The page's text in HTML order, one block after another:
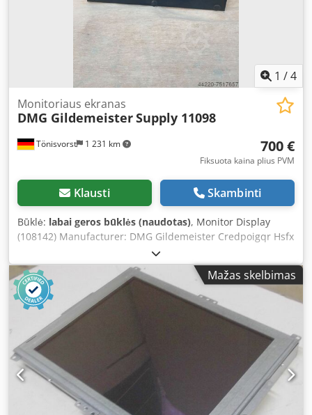
1 /4
Tönisvorst 1 231 km
Monitoriaus ekranas
DMG GildemeisterSupply 11098
700 €
Fiksuota kaina plius PVM
Klausti Skambinti
Būklė: labai geros būklės (naudotas), Monitor Display
(108142) Manufacturer: DMG Gildemeister Credpoigqr Hsfx
Akwsf Model: Supply 11098 ID No.: 259284 The monitor
was removed from a machine with mechanical defects.
Functionality has been tested.
Mažas skelbimas